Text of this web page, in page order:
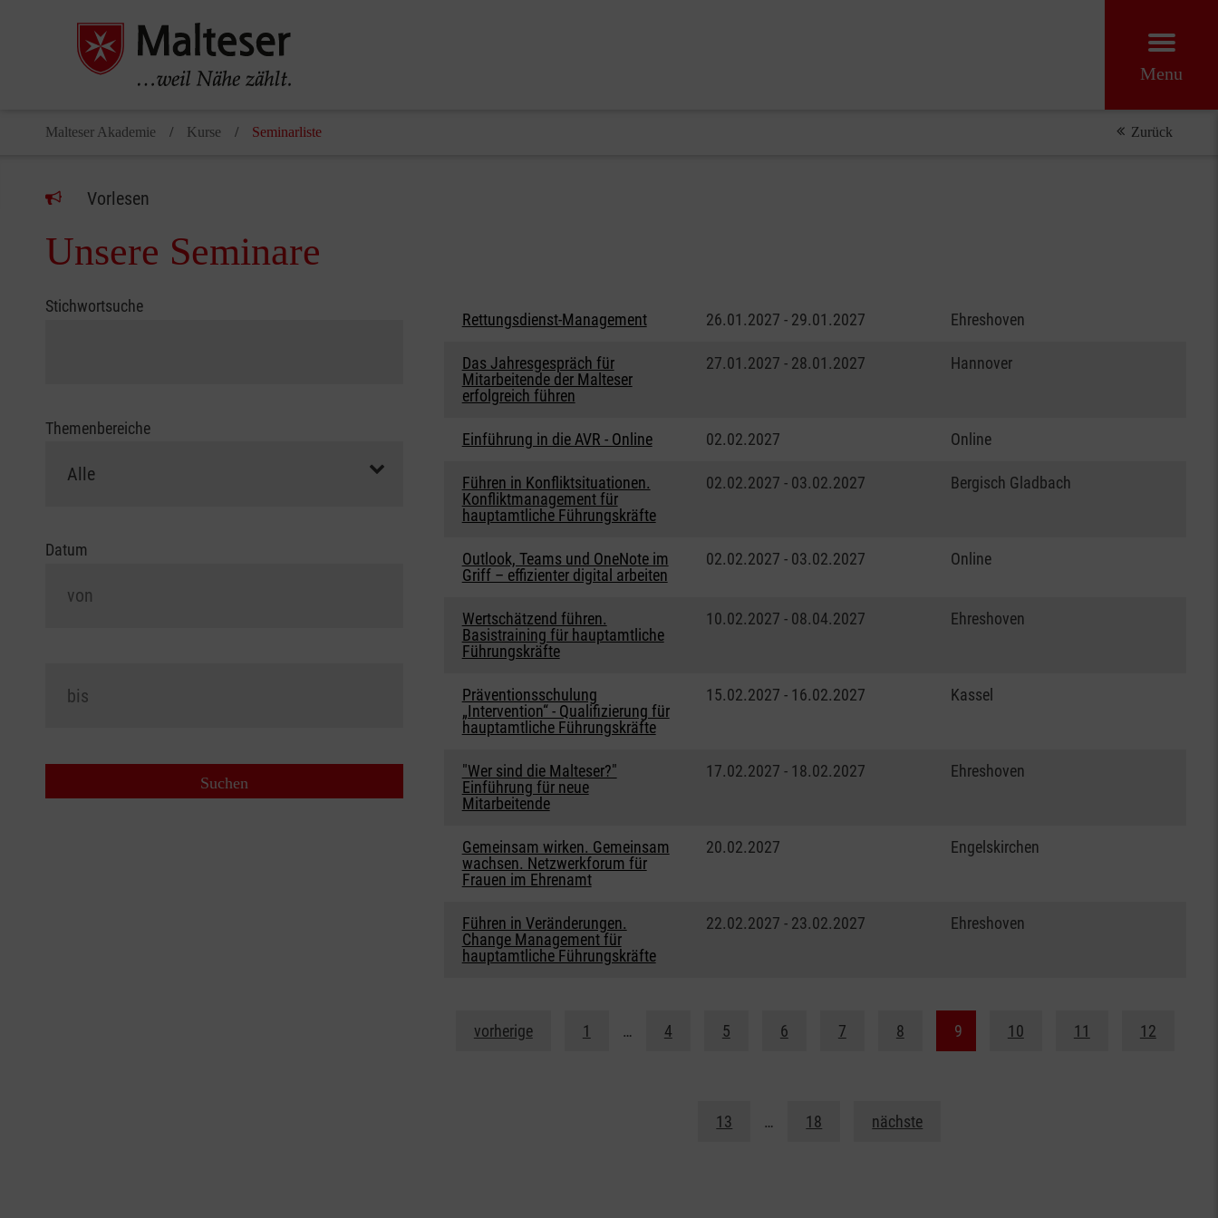
Menu
Malteser Akademie Kurse Seminarliste Zurück
Vorlesen
Unsere Seminare
Stichwortsuche
Themenbereiche
Datum
Rettungsdienst-Management 26.01.2027 - 29.01.2027 Ehreshoven
Das Jahresgespräch für
Mitarbeitende der Malteser
erfolgreich führen
27.01.2027 - 28.01.2027 Hannover
Einführung in die AVR - Online 02.02.2027 Online
Führen in Konfliktsituationen.
Konfliktmanagement für
hauptamtliche Führungskräfte
02.02.2027 - 03.02.2027 Bergisch Gladbach
Outlook, Teams und OneNote im
Griff – effizienter digital arbeiten
02.02.2027 - 03.02.2027 Online
Wertschätzend führen.
Basistraining für hauptamtliche
Führungskräfte
10.02.2027 - 08.04.2027 Ehreshoven
Präventionsschulung
„Intervention“ - Qualifizierung für
hauptamtliche Führungskräfte
15.02.2027 - 16.02.2027 Kassel
"Wer sind die Malteser?"
Einführung für neue
Mitarbeitende
17.02.2027 - 18.02.2027 Ehreshoven
Gemeinsam wirken. Gemeinsam
wachsen. Netzwerkforum für
Frauen im Ehrenamt
20.02.2027 Engelskirchen
Führen in Veränderungen.
Change Management für
hauptamtliche Führungskräfte
22.02.2027 - 23.02.2027 Ehreshoven
vorherige 1 … 4 5 6 7 8 9 10 11 12
13 … 18 nächste